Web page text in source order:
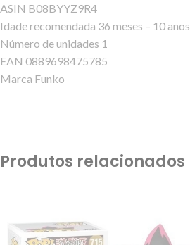
ASIN ‎B08BYYZ9R4
Idade recomendada ‎36 meses – 10 anos
Número de unidades ‎1
EAN ‎0889698475785
Marca ‎Funko
Produtos relacionados